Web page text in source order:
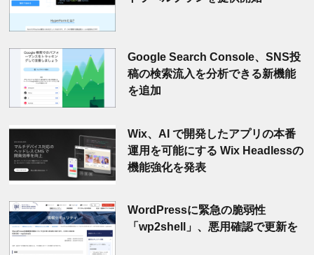
Google Search Console、SNS投
稿の検索流入を分析できる新機能
を追加
Wix、AI で開発したアプリの本番
運用を可能にする Wix Headlessの
機能強化を発表
WordPressに緊急の脆弱性
「wp2shell」、悪用確認で更新を